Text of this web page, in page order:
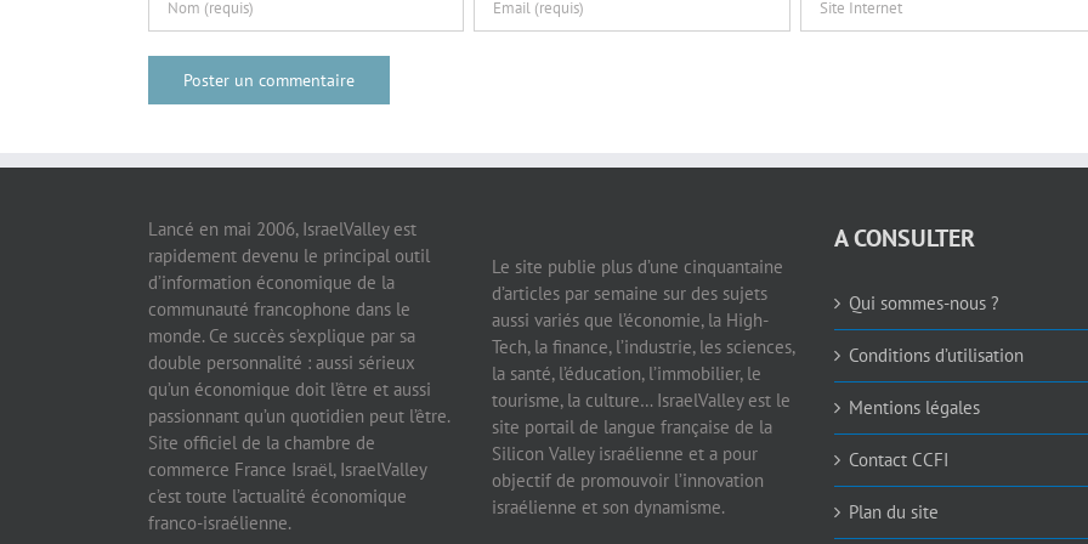
Lancé en mai 2006, IsraelValley est
rapidement devenu le principal outil
d’information économique de la
communauté francophone dans le
monde. Ce succès s’explique par sa
double personnalité : aussi sérieux
qu’un économique doit l’être et aussi
passionnant qu’un quotidien peut l’être.
Site officiel de la chambre de
commerce France Israël, IsraelValley
c’est toute l’actualité économique
franco-israélienne.
Le site publie plus d’une cinquantaine
d’articles par semaine sur des sujets
aussi variés que l’économie, la High-
Tech, la finance, l’industrie, les sciences,
la santé, l’éducation, l’immobilier, le
tourisme, la culture… IsraelValley est le
site portail de langue française de la
Silicon Valley israélienne et a pour
objectif de promouvoir l’innovation
israélienne et son dynamisme.
A CONSULTER
Qui sommes-nous ?
Conditions d’utilisation
Mentions légales
Contact CCFI
Plan du site